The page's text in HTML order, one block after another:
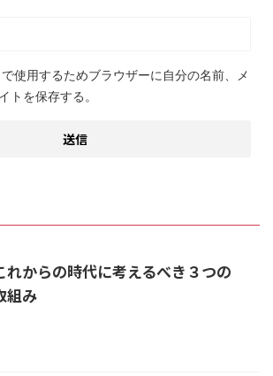
使用するためブラウザーに自分の名前、メ
トを保存する。
れからの時代に考えるべき３つの
組み